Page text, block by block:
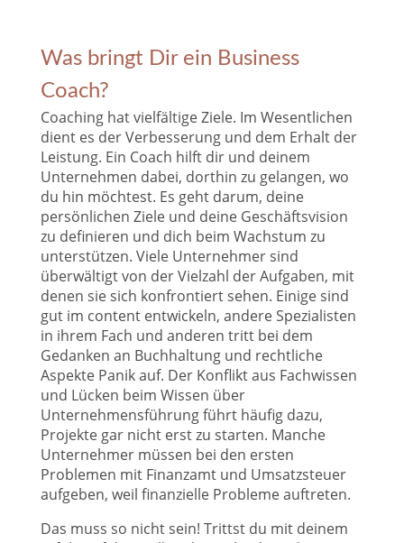
Was bringt Dir ein Business
Coach?
Coaching hat vielfältige Ziele. Im Wesentlichen
dient es der Verbesserung und dem Erhalt der
Leistung. Ein Coach hilft dir und deinem
Unternehmen dabei, dorthin zu gelangen, wo
du hin möchtest. Es geht darum, deine
persönlichen Ziele und deine Geschäftsvision
zu definieren und dich beim Wachstum zu
unterstützen. Viele Unternehmer sind
überwältigt von der Vielzahl der Aufgaben, mit
denen sie sich konfrontiert sehen. Einige sind
gut im content entwickeln, andere Spezialisten
in ihrem Fach und anderen tritt bei dem
Gedanken an Buchhaltung und rechtliche
Aspekte Panik auf. Der Konflikt aus Fachwissen
und Lücken beim Wissen über
Unternehmensführung führt häufig dazu,
Projekte gar nicht erst zu starten. Manche
Unternehmer müssen bei den ersten
Problemen mit Finanzamt und Umsatzsteuer
aufgeben, weil finanzielle Probleme auftreten.
Das muss so nicht sein! Trittst du mit deinem